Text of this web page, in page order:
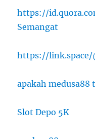
https://
Semangat
https://link.space/
apakah medusa88
Slot Depo 5K